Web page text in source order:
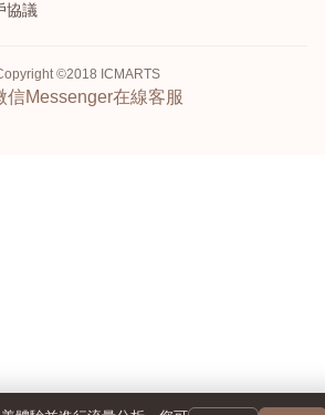
協議
©2018 ICMARTS
Messenger在線客服